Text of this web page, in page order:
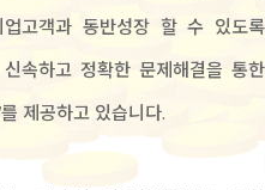
고객과 동반성장 할 수 있도록
속하고 정확한 문제해결을 통한
제공하고 있습니다.